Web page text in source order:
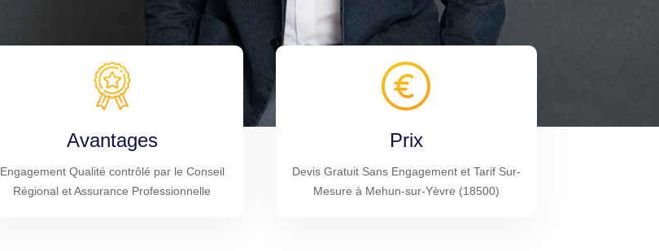
Avantages
Engagement Qualité contrôlé par le Conseil
Régional et Assurance Professionnelle
Prix
Devis Gratuit Sans Engagement et Tarif Sur-
Mesure à Mehun-sur-Yèvre (18500)